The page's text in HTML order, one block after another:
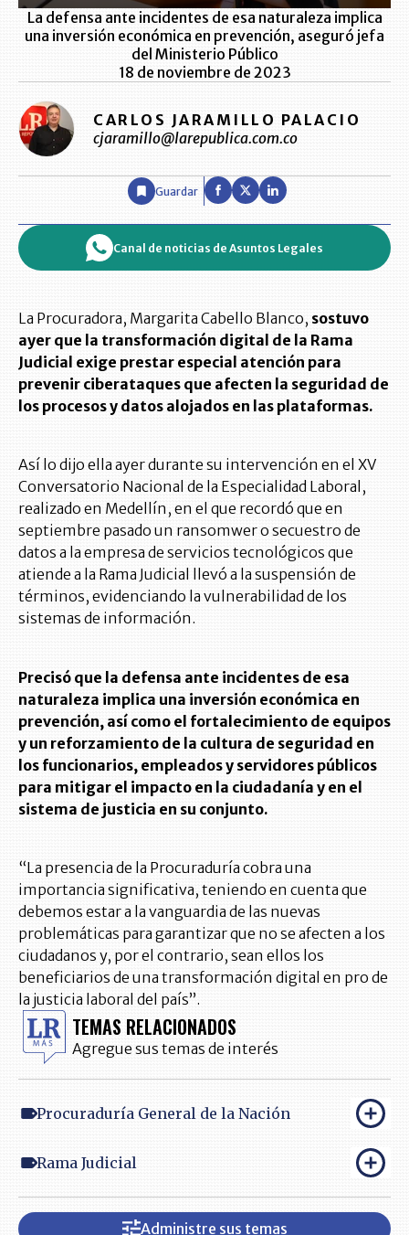
La defensa ante incidentes de esa naturaleza implica
una inversión económica en prevención, aseguró jefa
del Ministerio Público
18 de noviembre de 2023
CARLOS JARAMILLO PALACIO
cjaramillo@larepublica.com.co
Guardar
Canal de noticias de Asuntos Legales
La Procuradora, Margarita Cabello Blanco, sostuvo
ayer que la transformación digital de la Rama
Judicial exige prestar especial atención para
prevenir ciberataques que afecten la seguridad de
los procesos y datos alojados en las plataformas.
Así lo dijo ella ayer durante su intervención en el XV
Conversatorio Nacional de la Especialidad Laboral,
realizado en Medellín, en el que recordó que en
septiembre pasado un ransomwer o secuestro de
datos a la empresa de servicios tecnológicos que
atiende a la Rama Judicial llevó a la suspensión de
términos, evidenciando la vulnerabilidad de los
sistemas de información.
Precisó que la defensa ante incidentes de esa
naturaleza implica una inversión económica en
prevención, así como el fortalecimiento de equipos
y un reforzamiento de la cultura de seguridad en
los funcionarios, empleados y servidores públicos
para mitigar el impacto en la ciudadanía y en el
sistema de justicia en su conjunto.
“La presencia de la Procuraduría cobra una
importancia significativa, teniendo en cuenta que
debemos estar a la vanguardia de las nuevas
problemáticas para garantizar que no se afecten a los
ciudadanos y, por el contrario, sean ellos los
beneficiarios de una transformación digital en pro de
la justicia laboral del país”.
TEMAS RELACIONADOS
Agregue sus temas de interés
Procuraduría General de la Nación
Rama Judicial
Administre sus temas